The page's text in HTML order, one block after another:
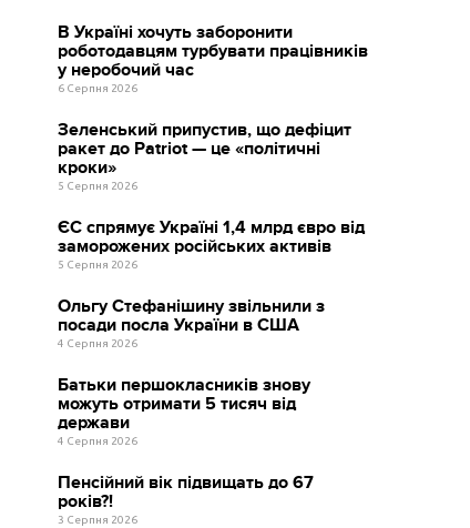
В Україні хочуть заборонити
роботодавцям турбувати працівників
у неробочий час
6 Серпня 2026
Зеленський припустив, що дефіцит
ракет до Patriot — це «політичні
кроки»
5 Серпня 2026
ЄС спрямує Україні 1,4 млрд євро від
заморожених російських активів
5 Серпня 2026
Ольгу Стефанішину звільнили з
посади посла України в США
4 Серпня 2026
Батьки першокласників знову
можуть отримати 5 тисяч від
держави
4 Серпня 2026
Пенсійний вік підвищать до 67
років?!
3 Серпня 2026